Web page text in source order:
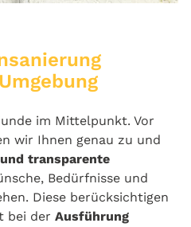
im Mittelpunkt. Vor
wir Ihnen genau zu und
transparente
Bedürfnisse und
Diese berücksichtigen
bei der Ausführung